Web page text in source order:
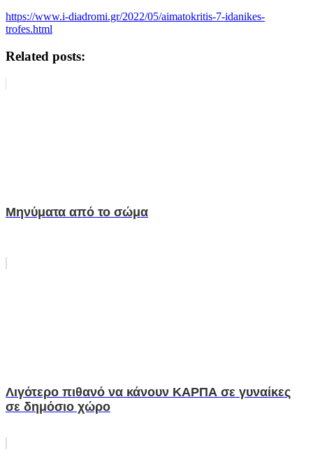
https://www.i-diadromi.gr/2022/05/aimatokritis-7-idanikes-
trofes.html
Related posts:
Μηνύματα από το σώμα
Λιγότερο πιθανό να κάνουν ΚΑΡΠΑ σε γυναίκες
σε δημόσιο χώρο